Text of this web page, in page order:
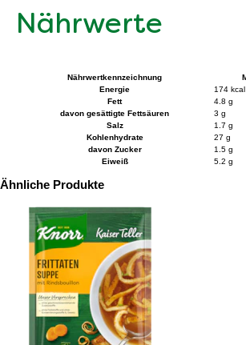
Nährwerte
Nährwertkennzeichnung
Energie
174 kcal
Fett
4.8 g
davon gesättigte Fettsäuren
3 g
Salz
1.7 g
Kohlenhydrate
27 g
davon Zucker
1.5 g
Eiweiß
5.2 g
Ähnliche Produkte